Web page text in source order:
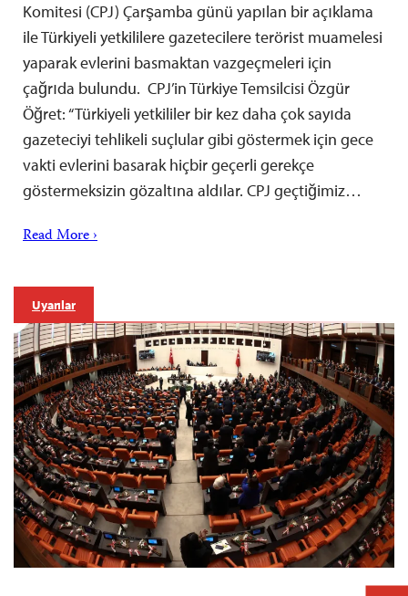
Komitesi (CPJ) Çarşamba günü yapılan bir açıklama
ile Türkiyeli yetkililere gazetecilere terörist muamelesi
yaparak evlerini basmaktan vazgeçmeleri için
çağrıda bulundu. CPJ’in Türkiye Temsilcisi Özgür
Öğret: “Türkiyeli yetkililer bir kez daha çok sayıda
gazeteciyi tehlikeli suçlular gibi göstermek için gece
vakti evlerini basarak hiçbir geçerli gerekçe
göstermeksizin gözaltına aldılar. CPJ geçtiğimiz…
Read More ›
Uyarılar